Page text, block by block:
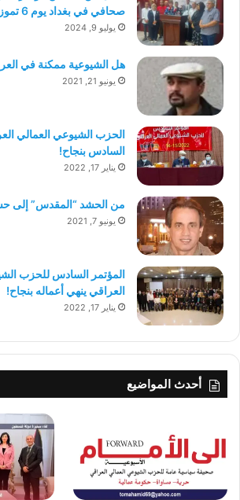
صحافي في بغداد يوم 6 تموز 2024
يوليو 9, 2024
هل الشيوعية ممكنة في
يونيو 21, 2021
الحزب الشيوعي العمالي
السادس بنجاح!
يناير 17, 2022
من الحشد “المقدس” إلى
يونيو 7, 2021
المؤتمر السادس للحزب
العراقي ينهي أعماله بنجاح!
يناير 17, 2022
أحدث المواضيع